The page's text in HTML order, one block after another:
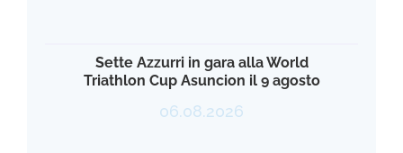
Sette Azzurri in gara alla World
Triathlon Cup Asuncion il 9 agosto
06.08.2026